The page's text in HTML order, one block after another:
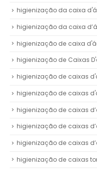
higienização da caixa
higienização da caixa
higienização de caixa
higienização de Caixas
higienização de caixas
higienização de caixas
higienização de caixas
higienização de caixas
higienização de caixas
higienização de caixas